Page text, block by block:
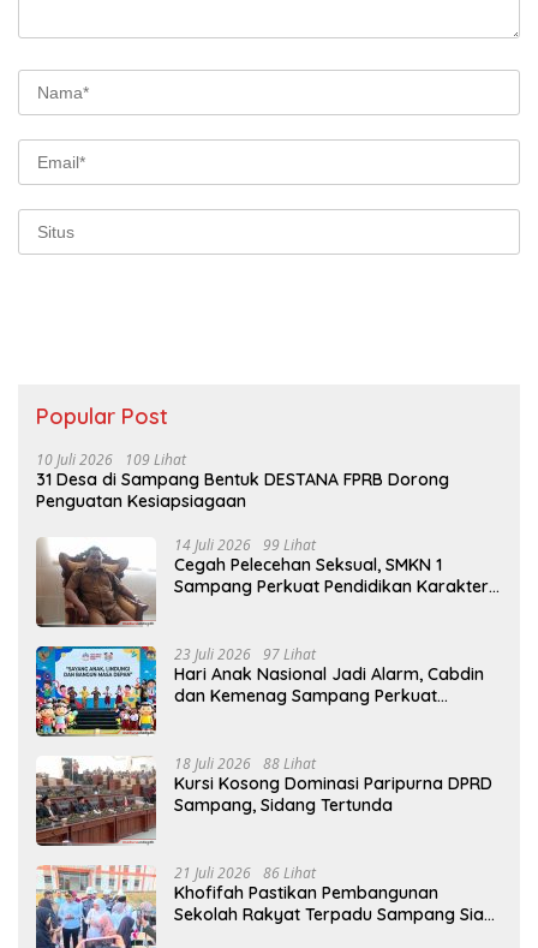
Popular Post
10 Juli 2026 109 Lihat
31 Desa di Sampang Bentuk DESTANA FPRB Dorong
Penguatan Kesiapsiagaan
14 Juli 2026 99 Lihat
Cegah Pelecehan Seksual, SMKN 1
Sampang Perkuat Pendidikan Karakter
23 Juli 2026 97 Lihat
Hari Anak Nasional Jadi Alarm, Cabdin
dan Kemenag Sampang Perkuat
18 Juli 2026 88 Lihat
Kursi Kosong Dominasi Paripurna DPRD
Sampang, Sidang Tertunda
21 Juli 2026 86 Lihat
Khofifah Pastikan Pembangunan
Sekolah Rakyat Terpadu Sampang Siap